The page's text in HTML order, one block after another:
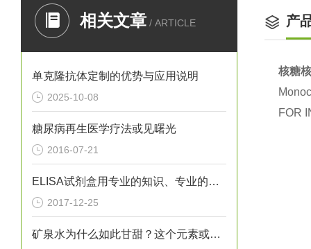
相关文章 / ARTICLE
单克隆抗体定制的优势与应用说明
2025-10-08
糖尿病再生医学疗法或见曙光
2016-07-21
ELISA试剂盒用专业的知识、专业的设备
2017-12-25
矿泉水为什么如此甘甜？这个元素或许给出了答案
产
核糖
FOR